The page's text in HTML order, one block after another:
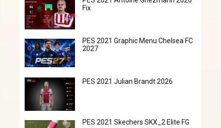
Fix
PES 2021 Graphic Menu Chelsea FC
2027
PES 2021 Julian Brandt 2026
PES 2021 Skechers SKX_2 Elite FG